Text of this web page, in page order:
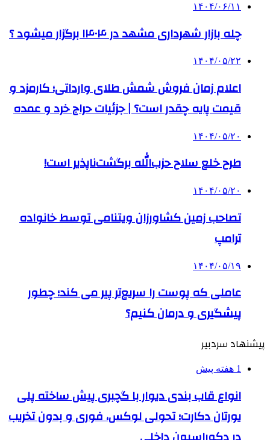
۱۴۰۴/۰۶/۱۱
چله بازار شهرداری مشهد در ۱۴۰۴ برگزار میشود ؟
۱۴۰۴/۰۵/۲۲
اعلام زمان فروش شمش طلای وارداتی؛ کارمزد و
قیمت پایه چقدر است؟ | جزئیات حراج خرد و عمده
۱۴۰۴/۰۵/۲۰
طرح خلع سلاح حزب‌الله برگشت‌ناپذیر است!
۱۴۰۴/۰۵/۲۰
تصاحب زمین کشاورزان ویتنامی توسط خانواده
ترامپ
۱۴۰۴/۰۵/۱۹
عاملی که پوست را سریع‌تر پیر می کند؛ چطور
پیشگیری و درمان کنیم؟
پیشنهاد سردبیر
1 هفته پیش
انواع قاب بندی دیوار با گچبری پیش ساخته پلی
یورتان دکارت؛ تحولی لوکس، فوری و بدون تخریب